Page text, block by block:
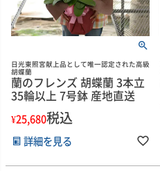
日光東照宮献上品として唯一認定された高級
胡蝶蘭
蘭のフレンズ 胡蝶蘭 3本立
35輪以上 7号鉢 産地直送
¥25,680税込
詳細を見る